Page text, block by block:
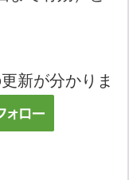
新が分かりま